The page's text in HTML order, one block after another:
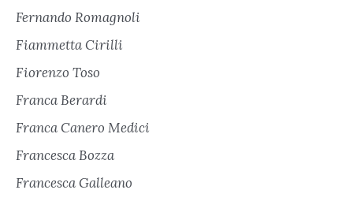
Fernando Romagnoli
Fiammetta Cirilli
Fiorenzo Toso
Franca Berardi
Franca Canero Medici
Francesca Bozza
Francesca Galleano